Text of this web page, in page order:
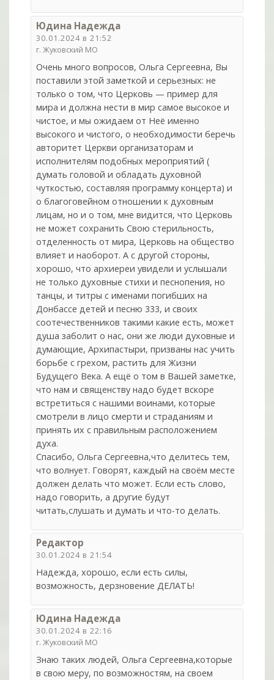
Юдина Надежда
30.01.2024 в 21:52
г. Жуковский МО
Очень много вопросов, Ольга Сергеевна, Вы
поставили этой заметкой и серьезных: не
только о том, что Церковь — пример для
мира и должна нести в мир самое высокое и
чистое, и мы ожидаем от Неё именно
высокого и чистого, о необходимости беречь
авторитет Церкви организаторам и
исполнителям подобных мероприятий (
думать головой и обладать духовной
чуткостью, составляя программу концерта) и
о благоговейном отношении к духовным
лицам, но и о том, мне видится, что Церковь
не может сохранить Свою стерильность,
отделенность от мира, Церковь на общество
влияет и наоборот. А с другой стороны,
хорошо, что архиереи увидели и услышали
не только духовные стихи и песнопения, но
танцы, и титры с именами погибших на
Донбассе детей и песню 333, и своих
соотечественников такими какие есть, может
душа заболит о нас, они же люди духовные и
думающие, Архипастыри, призваны нас учить
борьбе с грехом, растить для Жизни
Будущего Века. А ещё о том в Вашей заметке,
что нам и священству надо будет вскоре
встретиться с нашими воинами, которые
смотрели в лицо смерти и страданиям и
принять их с правильным расположением
духа.
Спасибо, Ольга Сергеевна,что делитесь тем,
что волнует. Говорят, каждый на своём месте
должен делать что может. Если есть слово,
надо говорить, а другие будут
читать,слушать и думать и что-то делать.
Редактор
30.01.2024 в 21:54
Надежда, хорошо, если есть силы,
возможность, дерзновение ДЕЛАТЬ!
Юдина Надежда
30.01.2024 в 22:16
г. Жуковский МО
Знаю таких людей, Ольга Сергеевна,которые
в свою меру, по возможностям, на своем